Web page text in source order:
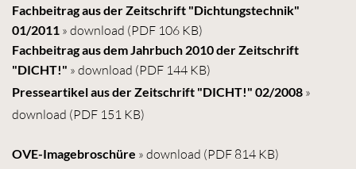
Fachbeitrag aus der Zeitschrift "Dichtungstechnik"
01/2011 » download (PDF 106 KB)
Fachbeitrag aus dem Jahrbuch 2010 der Zeitschrift
"DICHT!" » download (PDF 144 KB)
Presseartikel aus der Zeitschrift "DICHT!" 02/2008 »
download (PDF 151 KB)
OVE-Imagebroschüre » download (PDF 814 KB)